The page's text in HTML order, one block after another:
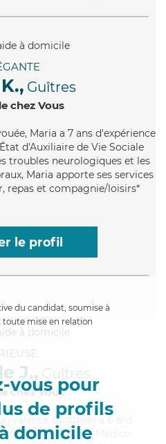
Guîtres
chez Vous
Maria a 7 ans d'expérience
d'Auxiliaire de Vie Sociale
troubles neurologiques et les
Maria apporte ses services
repas et compagnie/loisirs*
le profil
du candidat, soumise à
mise en relation
vous pour
de profils
domicile
J., Guîtres
chez Vous
Clothilde a 6 ans
un diplôme d'Aide Médico-